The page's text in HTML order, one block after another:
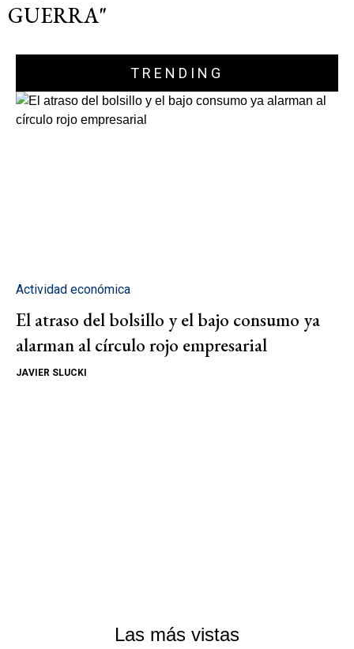
GUERRA"
TRENDING
Actividad económica
El atraso del bolsillo y el bajo consumo ya
alarman al círculo rojo empresarial
JAVIER SLUCKI
Las más vistas